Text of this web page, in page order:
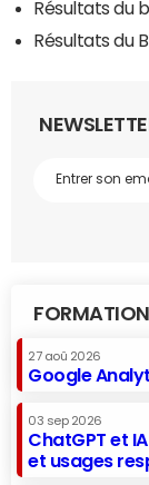
Résultats du
Résultats du
27 aoû 2026
Google
03 sep 2026
ChatGPT et
et usages